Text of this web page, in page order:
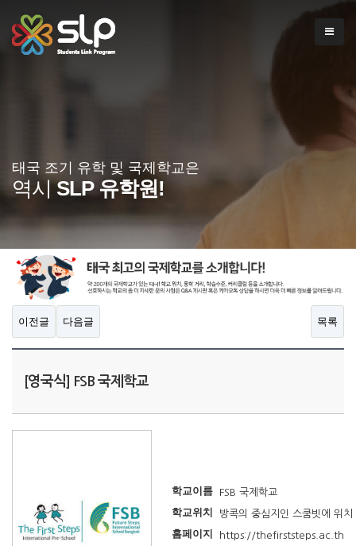
태국 조기 유학 및 국제학교은
역시SLP 유학원!
이전글 다음글 목록
[영국식] FSB 국제학교
학교이름 FSB 국제학교
학교위치 방콕의 중심지인 스쿰빗에 위치
홈페이지 https://thefirststeps.ac.th